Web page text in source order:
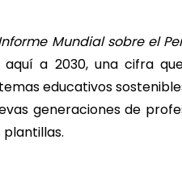
Mundial sobre el
aquí a 2030, una cifra
educativos
generaciones de
plantillas.